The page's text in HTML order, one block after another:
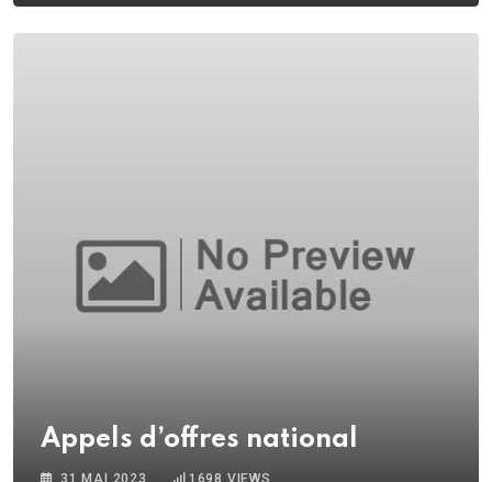
Appels d’offres national